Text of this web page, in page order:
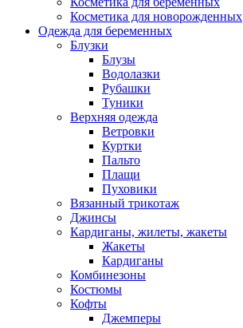
Косметика для новорожденных
Одежда для беременных
Блузки
Блузы
Водолазки
Рубашки
Туники
Верхняя одежда
Ветровки
Куртки
Пальто
Плащи
Пуховики
Вязанный трикотаж
Джинсы
Кардиганы, жилеты, жакеты
Жакеты
Кардиганы
Комбинезоны
Костюмы
Кофты
Джемперы